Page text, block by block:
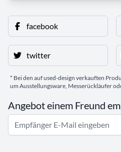
facebook
twitter
* Bei den auf used-design verkauften
um Ausstellungsware, Messerückläufer
Angebot einem Freund